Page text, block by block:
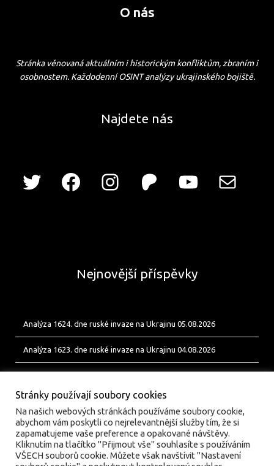
O nás
Stránka věnovaná aktuálním i historickým konfliktům, zbraním i
osobnostem. Každodenní OSINT analýzy ukrajinského bojiště.
Najdete nás
Nejnovější příspěvky
Analýza 1624. dne ruské invaze na Ukrajinu 05.08.2026
Analýza 1623. dne ruské invaze na Ukrajinu 04.08.2026
Stránky používají soubory cookies
Na našich webových stránkách používáme soubory cookie,
abychom vám poskytli co nejrelevantnější služby tím, že si
zapamatujeme vaše preference a opakované návštěvy.
Kliknutím na tlačítko "Přijmout vše" souhlasíte s používáním
VŠECH souborů cookie. Můžete však navštívit "Nastavení